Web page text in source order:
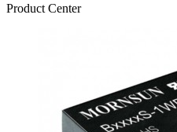
Product Center